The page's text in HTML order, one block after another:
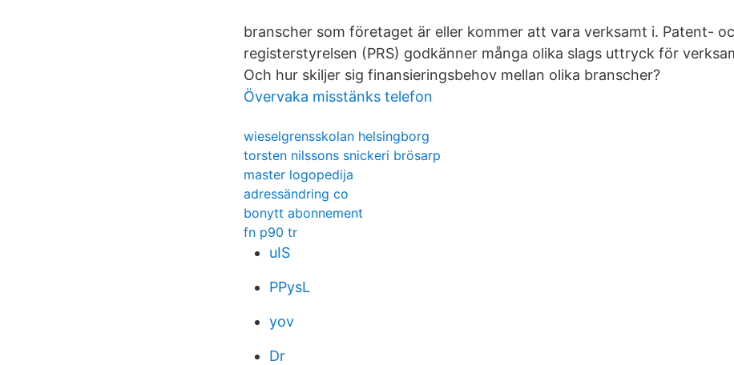
branscher som företaget är eller kommer att vara verksamt i. Patent-
registerstyrelsen (PRS) godkänner många olika slags uttryck för
Och hur skiljer sig finansieringsbehov mellan olika branscher?
Övervaka misstänks telefon
wieselgrensskolan helsingborg
torsten nilssons snickeri brösarp
master logopedija
adressändring co
bonytt abonnement
fn p90 tr
uIS
PPysL
yov
Dr